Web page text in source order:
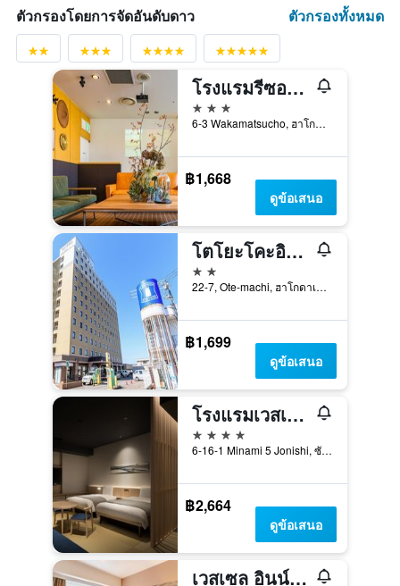
ตัวกรองโดยการจัดอันดับดาว ตัวกรองทั้งหมด
โรงแรมรีซอล ฮาโกดาเทะ
3 ดาว
6-3 Wakamatsucho, ฮาโกดาเตะ, ญี่ปุ่น
฿1,668
ดูข้อเสนอ
โตโยะโคะอิน ฮอกไกโด ฮาโกดาเตะ เอกิมาเอะ อาสะอิชิ
2 ดาว
22-7, Ote-machi, ฮาโกดาเตะ, ญี่ปุ่น
฿1,699
ดูข้อเสนอ
โรงแรมเวสเซิล คัมปานา ซุซุคิโน
4 ดาว
6-16-1 Minami 5 Jonishi, ซัปโปโร, ญี่ปุ่น
฿2,664
ดูข้อเสนอ
เวสเซล อินน์ ซัปโปโร นาคาจิมะ พาร์ค